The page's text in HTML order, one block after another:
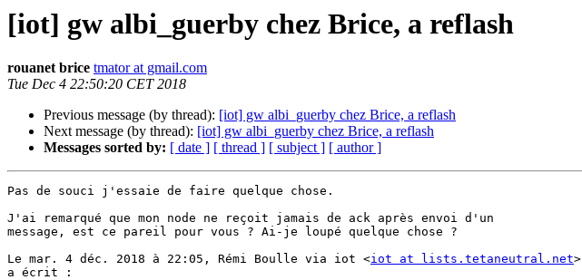
[iot] gw albi_guerby chez Brice, a reflash
rouanet brice tmator at gmail.com
Tue Dec 4 22:50:20 CET 2018
Previous message (by thread): [iot] gw albi_guerby chez Brice, a reflash
Next message (by thread): [iot] gw albi_guerby chez Brice, a reflash
Messages sorted by: [ date ] [ thread ] [ subject ] [ author ]
Pas de souci j'essaie de faire quelque chose.
J'ai remarqué que mon node ne reçoit jamais de ack après envoi d'un
message, est ce pareil pour vous ? Ai-je loupé quelque chose ?
Le mar. 4 déc. 2018 à 22:05, Rémi Boulle via iot <iot at lists.tetaneutral.net>
a écrit :